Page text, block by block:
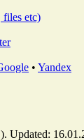
files etc)
• Yandex